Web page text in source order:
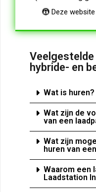
Deze website
hybride- en
Wat is huren?​
Wat zijn de
van een
Wat zijn
huren van
Waarom een
Laadstation